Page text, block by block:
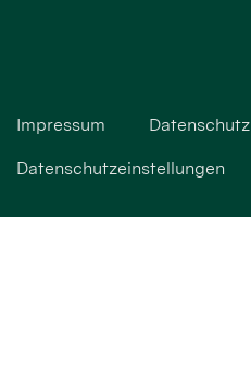
Impressum Datenschutz
Datenschutzeinstellungen